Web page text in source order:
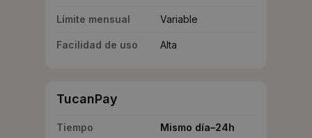
Límite mensual Variable
Facilidad de uso Alta
TucanPay
Tiempo Mismo día–24h